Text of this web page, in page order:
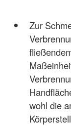
Zur
wohl die